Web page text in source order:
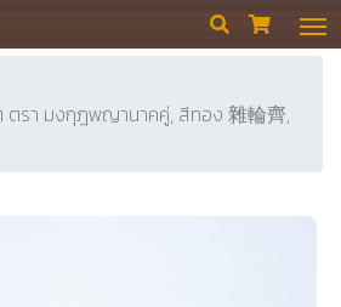
 
ตรา มงกุฎพญานาคคู่, สีทอง 雜輪齊,